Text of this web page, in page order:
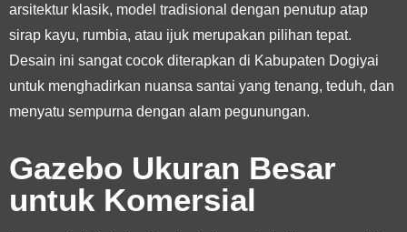
arsitektur klasik, model tradisional dengan penutup atap
sirap kayu, rumbia, atau ijuk merupakan pilihan tepat.
Desain ini sangat cocok diterapkan di Kabupaten Dogiyai
untuk menghadirkan nuansa santai yang tenang, teduh, dan
menyatu sempurna dengan alam pegunungan.
Gazebo Ukuran Besar
untuk Komersial